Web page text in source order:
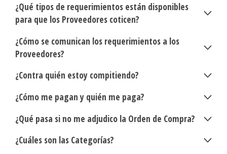
¿Qué tipos de requerimientos están disponibles
para que los Proveedores coticen?
¿Cómo se comunican los requerimientos a los
Proveedores?
¿Contra quién estoy compitiendo?
¿Cómo me pagan y quién me paga?
¿Qué pasa si no me adjudico la Orden de Compra?
¿Cuáles son las Categorías?